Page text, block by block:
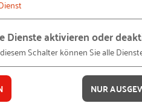
bis mittelgroßen
Dienste aktivieren oder
Schalter können Sie alle
NUR